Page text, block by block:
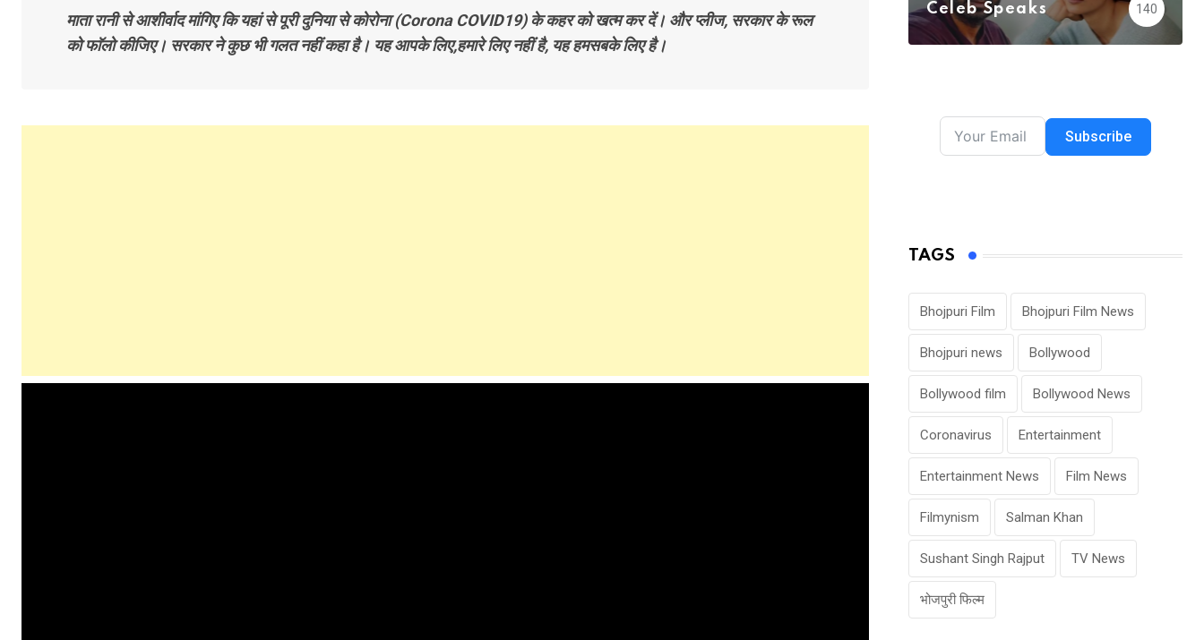
माता रानी से आशीर्वाद मांगिए कि यहां से पूरी दुनिया से कोरोना (Corona COVID19) के कहर को खत्म कर दें। और प्लीज, सरकार के रूल
को फाॅलो कीजिए। सरकार ने कुछ भी गलत नहीं कहा है। यह आपके लिए,हमारे लिए नहीं है, यह हमसबके लिए है।
Celeb Speaks 140
Subscribe
TAGS
Bhojpuri Film Bhojpuri Film News
Bhojpuri news Bollywood
Bollywood film Bollywood News
Coronavirus Entertainment
Entertainment News Film News
Filmynism Salman Khan
Sushant Singh Rajput TV News
भोजपुरी फिल्म